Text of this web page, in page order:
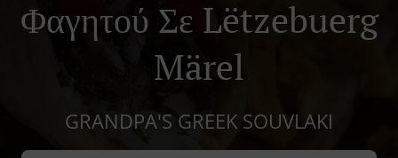
Φαγητού Σε Lëtzebuerg
Märel
GRANDPA'S GREEK SOUVLAKI